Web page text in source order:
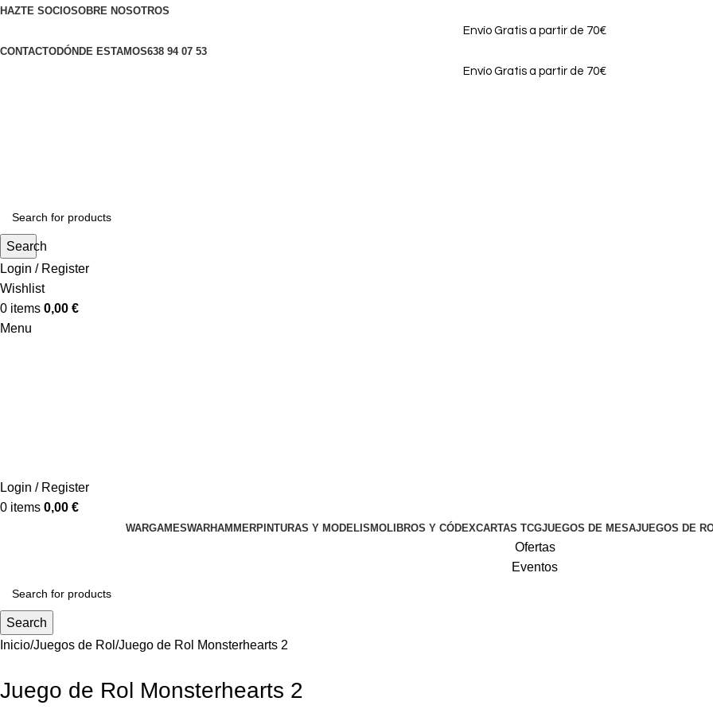
HAZTE SOCIOSOBRE NOSOTROS
Envío Gratis a partir de 70€
CONTACTODÓNDE ESTAMOS638 94 07 53
Envío Gratis a partir de 70€
Search
Login / Register
Wishlist
0 items 0,00 €
Menu
Login / Register
0 items 0,00 €
WARGAMESWARHAMMERPINTURAS Y MODELISMOLIBROS Y CÓDEXCARTAS TCGJUEGOS DE MESAJUEGOS DE
Ofertas
Eventos
Search
Inicio Juegos de Rol Juego de Rol Monsterhearts 2
Juego de Rol Monsterhearts 2